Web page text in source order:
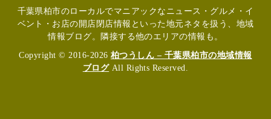
千葉県柏市のローカルでマニアックなニュース・グルメ・イ
ベント・お店の開店閉店情報といった地元ネタを扱う、地域
情報ブログ。隣接する他のエリアの情報も。
Copyright © 2016-2026 柏つうしん – 千葉県柏市の地域情報
ブログAll Rights Reserved.